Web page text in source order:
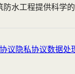
水工程提供科学
议 隐私协议数据处